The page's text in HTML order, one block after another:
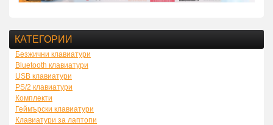
КАТЕГОРИИ
Безжични клавиатури
Bluetooth клавиатури
USB клавиатури
PS/2 клавиатури
Комплекти
Геймърски клавиатури
Клавиатури за лаптопи